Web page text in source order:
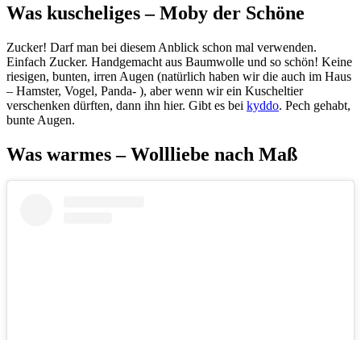
Was kuscheliges – Moby der Schöne
Zucker! Darf man bei diesem Anblick schon mal verwenden.
Einfach Zucker. Handgemacht aus Baumwolle und so schön! Keine
riesigen, bunten, irren Augen (natürlich haben wir die auch im Haus
– Hamster, Vogel, Panda- ), aber wenn wir ein Kuscheltier
verschenken dürften, dann ihn hier. Gibt es bei kyddo. Pech gehabt,
bunte Augen.
Was warmes – Wollliebe nach Maß